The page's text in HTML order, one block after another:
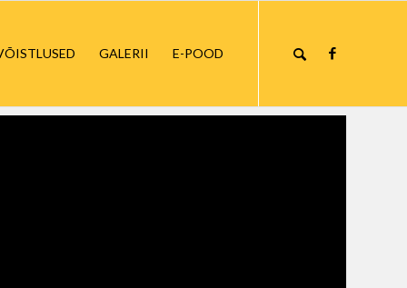
GALERII E-POOD